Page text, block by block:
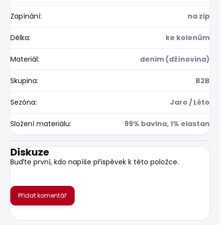
Zapínání: na zip
Délka: ke kolenům
Materiál: denim (džínovina)
Skupina: B2B
Sezóna: Jaro / Léto
Složení materiálu: 99% bavlna, 1% elastan
Diskuze
Buďte první, kdo napíše příspěvek k této položce.
Přidat komentář